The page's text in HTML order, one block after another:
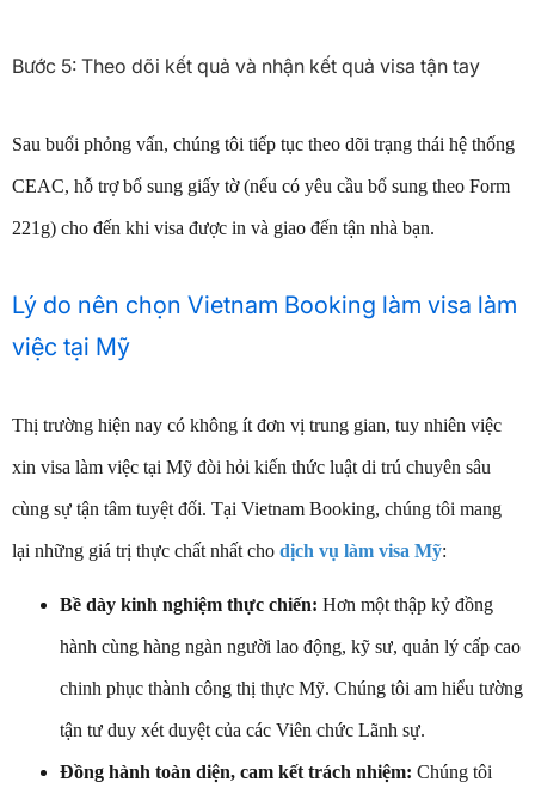
Bước 5: Theo dõi kết quả và nhận kết quả visa tận tay
Sau buổi phỏng vấn, chúng tôi tiếp tục theo dõi trạng thái hệ thống
CEAC, hỗ trợ bổ sung giấy tờ (nếu có yêu cầu bổ sung theo Form
221g) cho đến khi visa được in và giao đến tận nhà bạn.
Lý do nên chọn Vietnam Booking làm visa làm
việc tại Mỹ
Thị trường hiện nay có không ít đơn vị trung gian, tuy nhiên việc
xin visa làm việc tại Mỹ đòi hỏi kiến thức luật di trú chuyên sâu
cùng sự tận tâm tuyệt đối. Tại Vietnam Booking, chúng tôi mang
lại những giá trị thực chất nhất cho dịch vụ làm visa Mỹ:
Bề dày kinh nghiệm thực chiến: Hơn một thập kỷ đồng
hành cùng hàng ngàn người lao động, kỹ sư, quản lý cấp cao
chinh phục thành công thị thực Mỹ. Chúng tôi am hiểu tường
tận tư duy xét duyệt của các Viên chức Lãnh sự.
Đồng hành toàn diện, cam kết trách nhiệm: Chúng tôi